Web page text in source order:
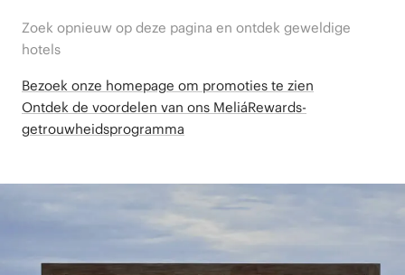
Zoek opnieuw op deze pagina en ontdek geweldige
hotels
Bezoek onze homepage om promoties te zien
Ontdek de voordelen van ons MeliáRewards-
getrouwheidsprogramma